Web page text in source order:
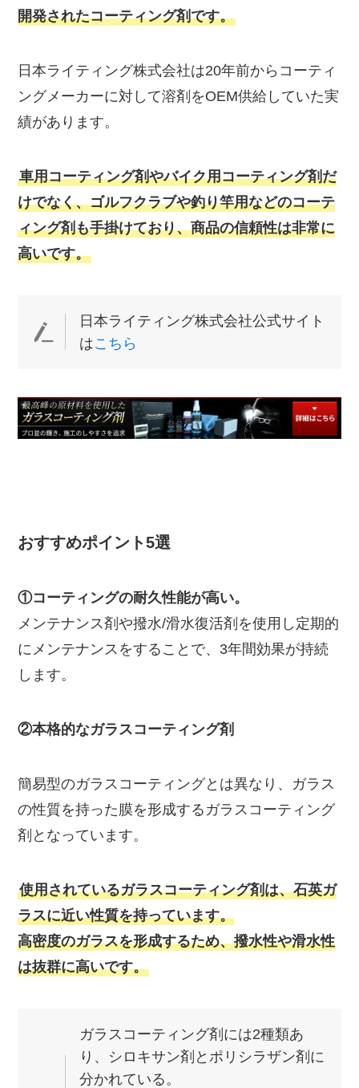
開発されたコーティング剤です。
日本ライティング株式会社は20年前からコーティ
ングメーカーに対して溶剤をOEM供給していた実
績があります。
車用コーティング剤やバイク用コーティング剤だ
けでなく、ゴルフクラブや釣り竿用などのコーテ
ィング剤も手掛けており、商品の信頼性は非常に
高いです。
日本ライティング株式会社公式サイト
はこちら
おすすめポイント5選
①コーティングの耐久性能が高い。
メンテナンス剤や撥水/滑水復活剤を使用し定期的
にメンテナンスをすることで、3年間効果が持続
します。
②本格的なガラスコーティング剤
簡易型のガラスコーティングとは異なり、ガラス
の性質を持った膜を形成するガラスコーティング
剤となっています。
使用されているガラスコーティング剤は、石英ガ
ラスに近い性質を持っています。
高密度のガラスを形成するため、撥水性や滑水性
は抜群に高いです。
ガラスコーティング剤には2種類あ
り、シロキサン剤とポリシラザン剤に
分かれている。